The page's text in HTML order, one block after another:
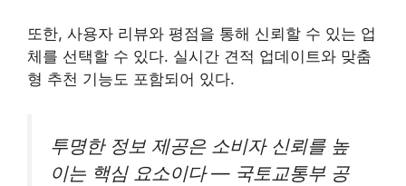
또한, 사용자 리뷰와 평점을 통해 신뢰할 수 있는 업
체를 선택할 수 있다. 실시간 견적 업데이트와 맞춤
형 추천 기능도 포함되어 있다.
투명한 정보 제공은 소비자 신뢰를 높
이는 핵심 요소이다 — 국토교통부 공